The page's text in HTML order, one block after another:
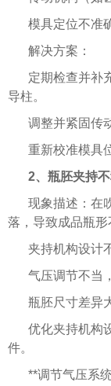
模具定位不准
解决方案：
定期检查并补
导柱。
调整并紧固传
重新校准模具
2、瓶胚夹持
现象描述：在
落，导致成品瓶形
夹持机构设计
气压调节不当
瓶胚尺寸差异
优化夹持机构
件。
**调节气压系